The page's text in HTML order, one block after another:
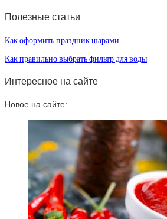
Полезные статьи
Как оформить праздник шарами
Как правильно выбрать фильтр для воды
Интересное на сайте
Новое на сайте: